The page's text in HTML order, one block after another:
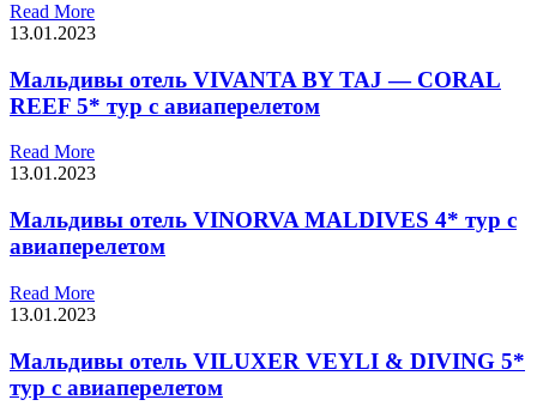
Read More
13.01.2023
Мальдивы отель VIVANTA BY TAJ — CORAL
REEF 5* тур с авиаперелетом
Read More
13.01.2023
Мальдивы отель VINORVA MALDIVES 4* тур с
авиаперелетом
Read More
13.01.2023
Мальдивы отель VILUXER VEYLI & DIVING 5*
тур с авиаперелетом